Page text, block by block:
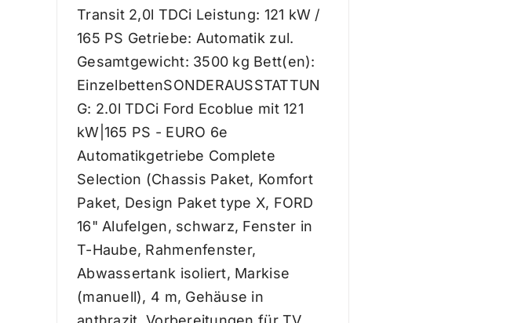
Transit 2,0l TDCi Leistung: 121 kW /
165 PS Getriebe: Automatik zul.
Gesamtgewicht: 3500 kg Bett(en):
EinzelbettenSONDERAUSSTATTUN
G: 2.0l TDCi Ford Ecoblue mit 121
kW|165 PS - EURO 6e
Automatikgetriebe Complete
Selection (Chassis Paket, Komfort
Paket, Design Paket type X, FORD
16" Alufelgen, schwarz, Fenster in
T-Haube, Rahmenfenster,
Abwassertank isoliert, Markise
(manuell), 4 m, Gehäuse in